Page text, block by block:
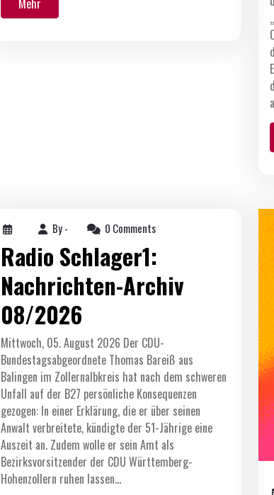
By - 0 Comments
Radio Schlager1:
Nachrichten-Archiv
08/2026
Mittwoch, 05. August 2026 Der CDU-
Bundestagsabgeordnete Thomas Bareiß aus
Balingen im Zollernalbkreis hat nach dem schweren
Unfall auf der B27 persönliche Konsequenzen
gezogen: In einer Erklärung, die er über seinen
Anwalt verbreitete, kündigte der 51-Jährige eine
Auszeit an. Zudem wolle er sein Amt als
Bezirksvorsitzender der CDU Württemberg-
Hohenzollern ruhen lassen…